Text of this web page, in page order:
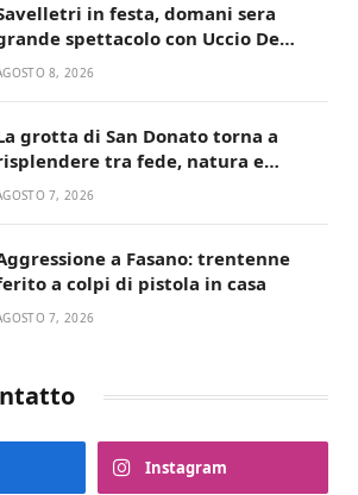
in festa, domani sera
spettacolo con Uccio De
8, 2026
grotta di San Donato torna a
tra fede, natura e
7, 2026
a Fasano: trentenne
a colpi di pistola in casa
7, 2026
Instagram